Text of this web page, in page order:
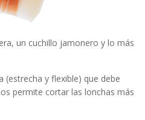
un cuchillo jamonero y lo más
(estrecha y flexible) que debe
permite cortar las lonchas más